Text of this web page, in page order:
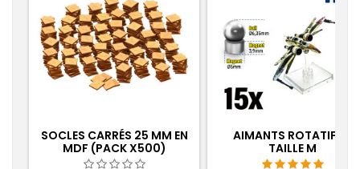
SOCLES CARRÉS 25 MM EN
MDF (PACK X500)
AIMANTS ROTATIFS -
TAILLE M